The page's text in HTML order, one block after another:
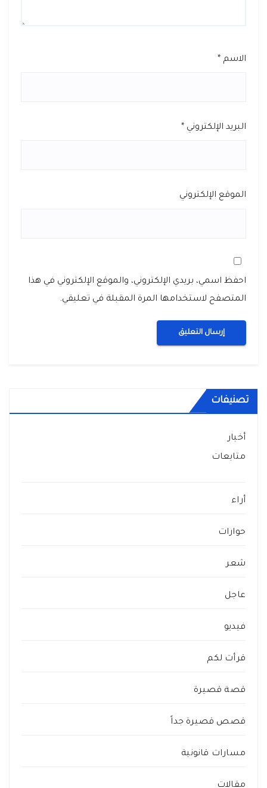
الاسم *
البريد الإلكتروني *
الموقع الإلكتروني
احفظ اسمي، بريدي الإلكتروني، والموقع الإلكتروني في هذا
المتصفح لاستخدامها المرة المقبلة في تعليقي.
تصنيفات
أخبار
متابعات
أراء
حوارات
شعر
عاجل
فيديو
قرأت لكم
قصة قصيرة
قصص قصيرة جداً
مسارات قانونية
مقالات